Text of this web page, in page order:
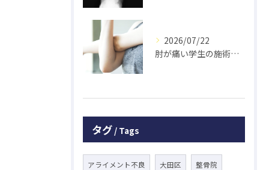
2026/07/22
肘が痛い学生の施術 大鳥居にある整骨院
タグ Tags
アライメント不良 大田区 整骨院